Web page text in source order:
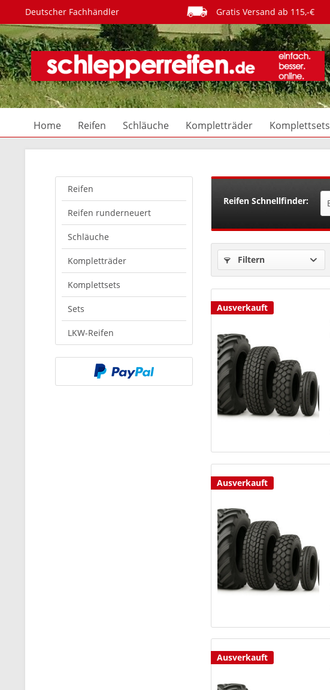
Deutscher Fachhändler Gratis Versand ab 115,-€
Home Reifen Schläuche Kompletträder Komplettsets
Reifen
Reifen runderneuert
Schläuche
Kompletträder
Komplettsets
Sets
LKW-Reifen
Reifen Schnellfinder:
Filtern
Ausverkauft
Ausverkauft
Ausverkauft